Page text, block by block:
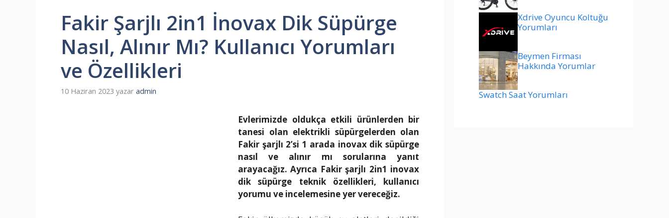
Fakir Şarjlı 2in1 İnovax Dik Süpürge
Nasıl, Alınır Mı? Kullanıcı Yorumları
ve Özellikleri
10 Haziran 2023 yazar admin
Evlerimizde oldukça etkili ürünlerden bir
tanesi olan elektrikli süpürgelerden olan
Fakir şarjlı 2’si 1 arada inovax dik süpürge
nasıl ve alınır mı sorularına yanıt
arayacağız. Ayrıca Fakir şarjlı 2in1 inovax
dik süpürge teknik özellikleri, kullanıcı
yorumu ve incelemesine yer vereceğiz.
Xdrive Oyuncu Koltuğu
Yorumları
Beymen Firması
Hakkında Yorumlar
Swatch Saat Yorumları